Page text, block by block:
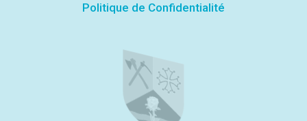
Politique de Confidentialité